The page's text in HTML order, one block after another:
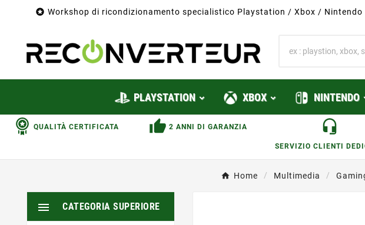
 Workshop di ricondizionamento specialistico Playstation / Xbox / Nintendo
PLAYSTATION XBOX NINTENDO
QUALITÀ CERTIFICATA 2 ANNI DI GARANZIA
SERVIZIO CLIENTI
Home Multimedia
CATEGORIA SUPERIORE
